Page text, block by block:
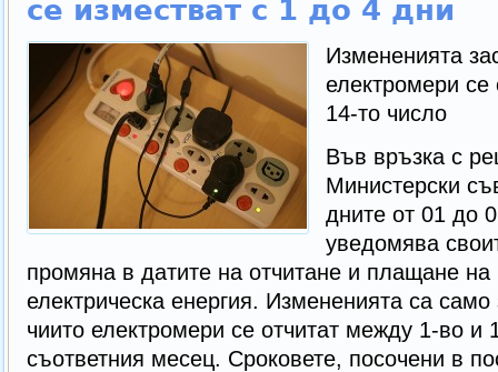
се изместват с 1 до 4 дни
Измененията
електромери се
14-то число
Във връзка с
Министерски
дните от 01 до
уведомява
промяна в датите на отчитане и плащане на
електрическа енергия. Измененията са само
чиито електромери се отчитат между 1-во и
съответния месец. Сроковете, посочени в